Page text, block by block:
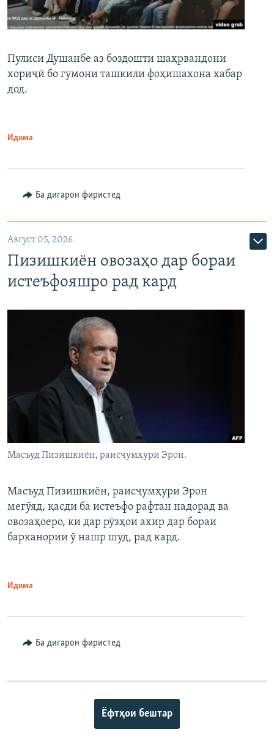
Пулиси Душанбе аз боздошти шаҳрвандони
хориҷӣ бо гумони ташкили фоҳишахона хабар
дод.
Идома
Ба дигарон фиристед
Август 05, 2026
Пизишкиён овозаҳо дар бораи
истеъфояшро рад кард
Масъуд Пизишкиён, раисҷумҳури Эрон.
Масъуд Пизишкиён, раисҷумҳури Эрон
мегӯяд, қасди ба истеъфо рафтан надорад ва
овозаҳоеро, ки дар рӯзҳои ахир дар бораи
барканории ӯ нашр шуд, рад кард.
Идома
Ба дигарон фиристед
Ёфтҳои бештар